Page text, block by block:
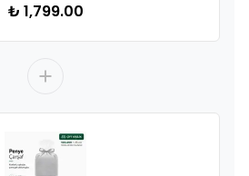
₺ 1,799.00